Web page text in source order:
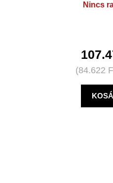
Nincs
(84.622